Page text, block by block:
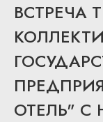
+375 (29) 173-
10-74
ВСТРЕЧА
ОТЕЛЬ" С